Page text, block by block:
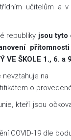
učitelům a
republiky jsou tyto
VE ŠKOLE 1., 6. a
na
o
kteří jsou
COVID-19 dle